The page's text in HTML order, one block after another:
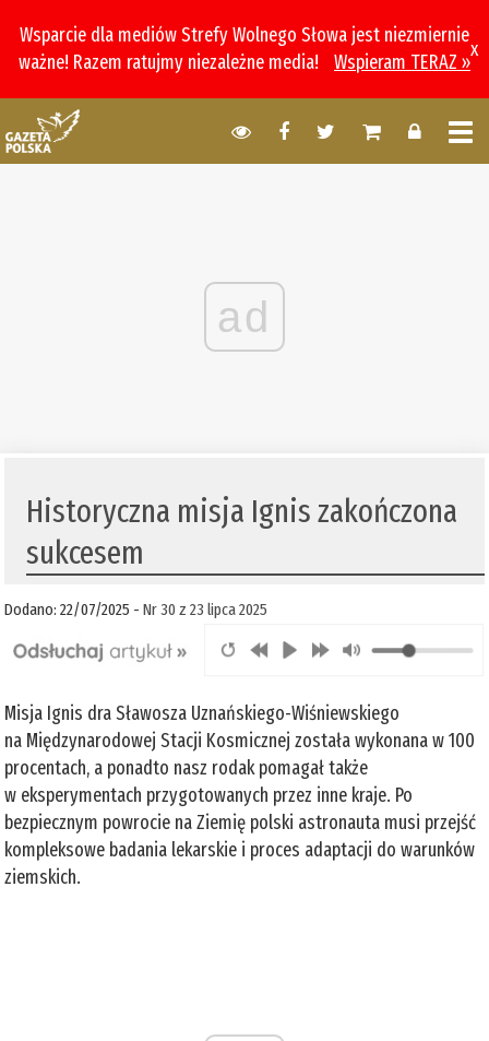
Wsparcie dla mediów Strefy Wolnego Słowa jest niezmiernie
ważne! Razem ratujmy niezależne media!
Wspieram TERAZ »
x
ad
Historyczna misja Ignis zakończona
sukcesem
Dodano: 22/07/2025 -Nr 30 z 23 lipca 2025
Misja Ignis dra Sławosza Uznańskiego-Wiśniewskiego
na Międzynarodowej Stacji Kosmicznej została wykonana w 100
procentach, a ponadto nasz rodak pomagał także
w eksperymentach przygotowanych przez inne kraje. Po
bezpiecznym powrocie na Ziemię polski astronauta musi przejść
kompleksowe badania lekarskie i proces adaptacji do warunków
ziemskich.